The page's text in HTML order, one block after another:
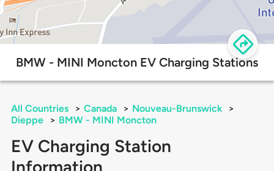
BMW - MINI Moncton EV Charging Stations
All Countries > Canada > Nouveau-Brunswick
>
Dieppe
> BMW - MINI Moncton
EV Charging Station
Information